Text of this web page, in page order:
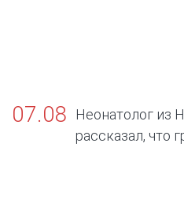
07.08
Неонатолог из
рассказал, что